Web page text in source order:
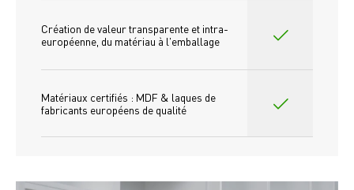
Création de valeur transparente et intra-
européenne, du matériau à l'emballage
Matériaux certifiés : MDF & laques de
fabricants européens de qualité